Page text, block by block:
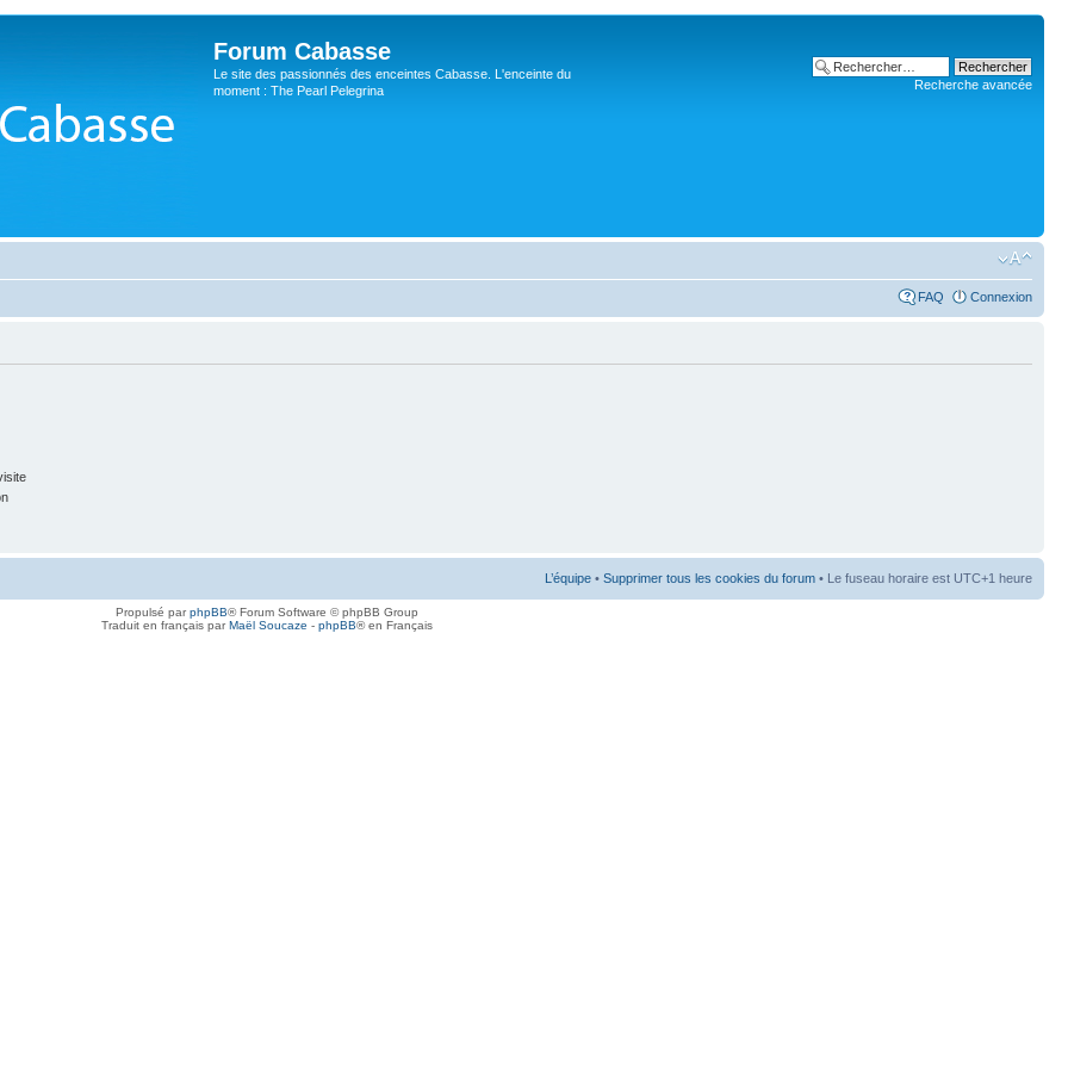
Forum Cabasse
Le site des passionnés des enceintes Cabasse. L'enceinte du
moment : The Pearl Pelegrina
Recherche avancée
FAQ Connexion
L’équipe • Supprimer tous les cookies du forum • Le fuseau horaire est UTC+1 heure
Propulsé parphpBB® Forum Software © phpBB Group
Traduit en français parMaël Soucaze - phpBB® en Français